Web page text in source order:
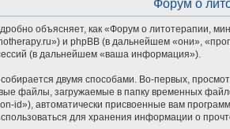
Форум о
объясняет, как «Форум о литотерапии,
и phpBB (в дальнейшем «они»,
(в дальнейшем «ваша информация»).
двумя способами. Во-первых,
файлы, загружаемые в папку временных
id»), автоматически присвоенные вам
для хранения информации о